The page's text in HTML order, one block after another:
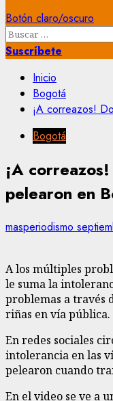
Botón claro/oscuro
Buscar:
Suscríbete
Inicio
Bogotá
¡A correazos!
Bogotá
¡A
pelearon en
masperiodismo
A los múltiples
le suma la
problemas a través
riñas en vía pública.
En redes sociales
intolerancia en las
pelearon cuando
En el video se ve a